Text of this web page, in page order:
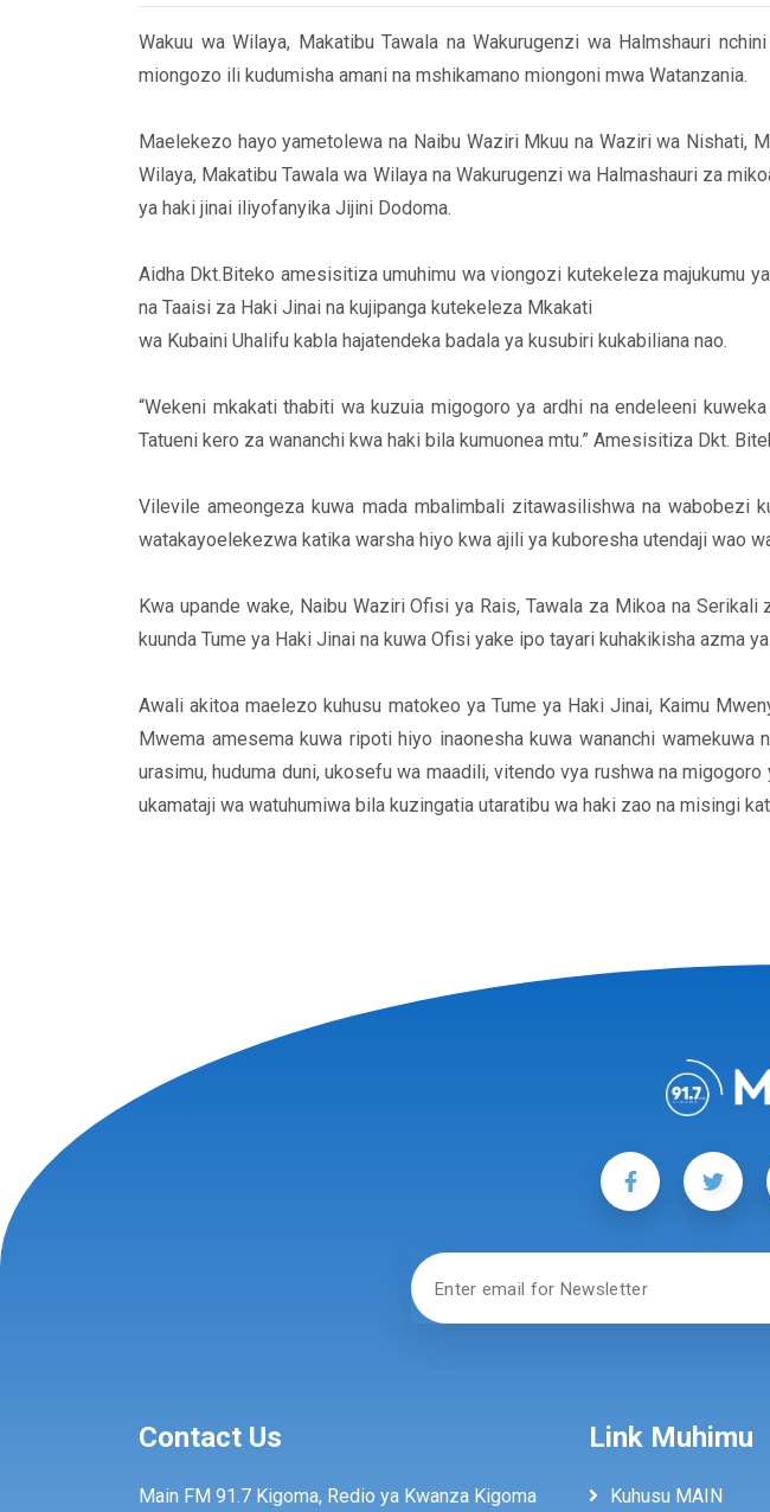
Wakuu wa Wilaya, Makatibu Tawala na Wakurugenzi wa Halmshauri
miongozo ili kudumisha amani na mshikamano miongoni mwa Watanzania.
Maelekezo hayo yametolewa na Naibu Waziri Mkuu na Waziri wa Nishati,
Wilaya, Makatibu Tawala wa Wilaya na Wakurugenzi wa Halmashauri za
ya haki jinai iliyofanyika Jijini Dodoma.
Aidha Dkt.Biteko amesisitiza umuhimu wa viongozi kutekeleza majukumu
na Taaisi za Haki Jinai na kujipanga kutekeleza Mkakati
wa Kubaini Uhalifu kabla hajatendeka badala ya kusubiri kukabiliana nao.
“Wekeni mkakati thabiti wa kuzuia migogoro ya ardhi na endeleeni
Tatueni kero za wananchi kwa haki bila kumuonea mtu.” Amesisitiza Dkt.
Vilevile ameongeza kuwa mada mbalimbali zitawasilishwa na wabobezi
watakayoelekezwa katika warsha hiyo kwa ajili ya kuboresha utendaji wao
Kwa upande wake, Naibu Waziri Ofisi ya Rais, Tawala za Mikoa na
kuunda Tume ya Haki Jinai na kuwa Ofisi yake ipo tayari kuhakikisha azma
Awali akitoa maelezo kuhusu matokeo ya Tume ya Haki Jinai, Kaimu
Mwema amesema kuwa ripoti hiyo inaonesha kuwa wananchi
urasimu, huduma duni, ukosefu wa maadili, vitendo vya rushwa na
ukamataji wa watuhumiwa bila kuzingatia utaratibu wa haki zao na misingi
Contact Us
Main FM 91.7 Kigoma, Redio ya Kwanza Kigoma
Link Muhimu
Kuhusu MAIN